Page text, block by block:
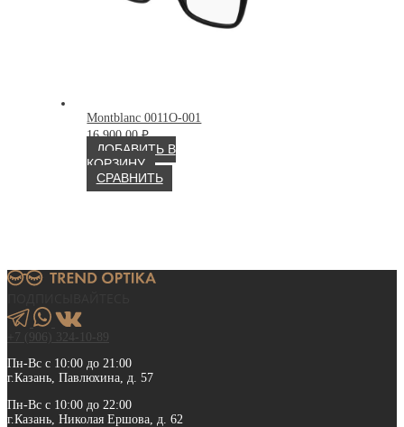
Montblanc 0011O-001
16 900.00₽
ДОБАВИТЬ В
КОРЗИНУ
СРАВНИТЬ
+7 (906) 324-10-89
Пн-Вс с 10:00 до 21:00
г.Казань, Павлюхина, д. 57
Пн-Вс с 10:00 до 22:00
г.Казань, Николая Ершова, д. 62